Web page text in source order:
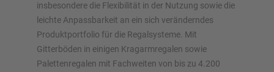
insbesondere die Flexibilität in der Nutzung sowie die
leichte Anpassbarkeit an ein sich veränderndes
Produktportfolio für die Regalsysteme. Mit
Gitterböden in einigen Kragarmregalen sowie
Palettenregalen mit Fachweiten von bis zu 4.200
Automatische Lagersysteme
Regalhalle
Lagerbühne